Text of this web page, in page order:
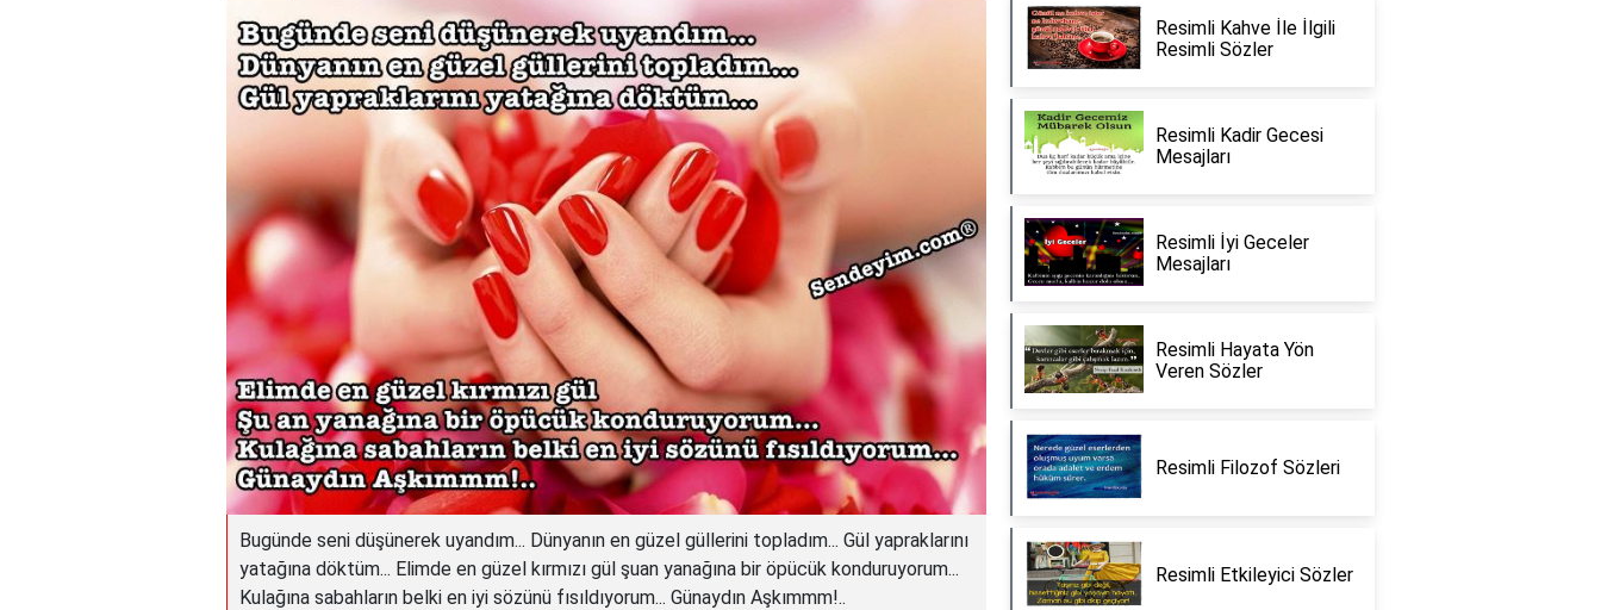
Bugünde seni düşünerek uyandım... Dünyanın en güzel güllerini topladım... Gül yapraklarını
yatağına döktüm... Elimde en güzel kırmızı gül şuan yanağına bir öpücük konduruyorum...
Kulağına sabahların belki en iyi sözünü fısıldıyorum... Günaydın Aşkımmm!..
Resimli Kahve İle İlgili
Resimli Sözler
Resimli Kadir Gecesi
Mesajları
Resimli İyi Geceler
Mesajları
Resimli Hayata Yön
Veren Sözler
Resimli Filozof Sözleri
Resimli Etkileyici Sözler